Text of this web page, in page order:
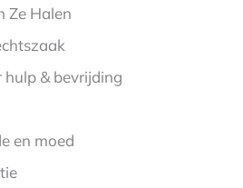
Ze Halen
hulp & bevrijding
en moed